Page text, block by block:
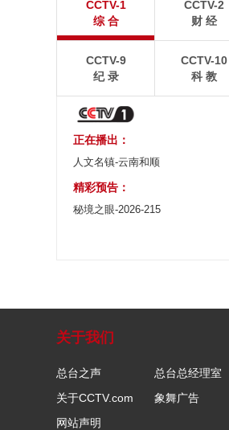
晨光洒在茶园，连绵起伏的茶山云雾缭绕，茶农采摘
秋茶，绘就一幅秀美的茶乡画卷。
CCTV-1
综 合
CCTV-2
财 经
CCTV-9
纪 录
CCTV-10
科 教
正在播出：
人文名镇-云南和顺
精彩预告：
秘境之眼-2026-215
关于我们
总台之声
总台总经理室
关于CCTV.com
象舞广告
网站声明